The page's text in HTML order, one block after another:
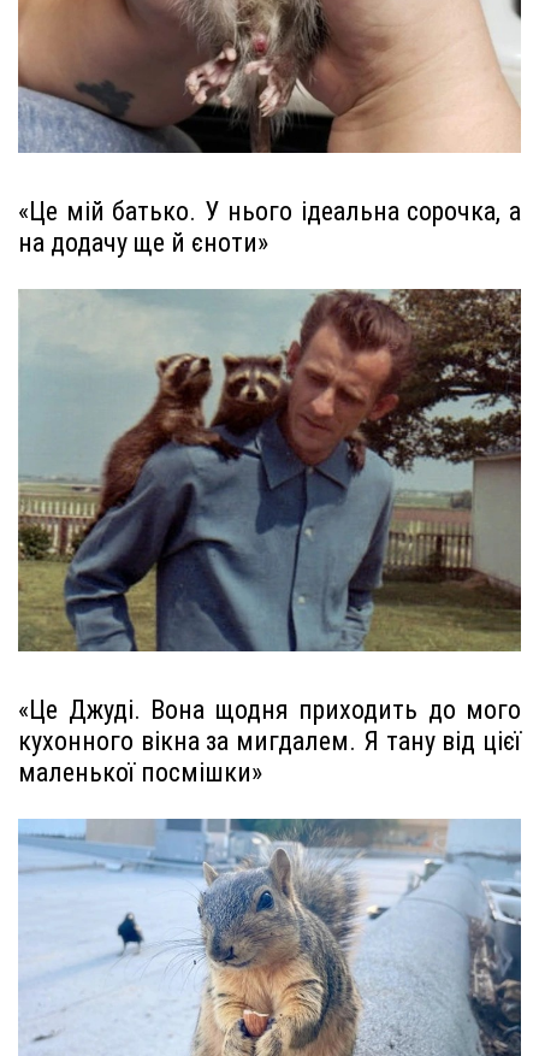
«Це мій батько. У нього ідеальна сорочка, а
на додачу ще й єноти»
«Це Джуді. Вона щодня приходить до мого
кухонного вікна за мигдалем. Я тану від цієї
маленької посмішки»